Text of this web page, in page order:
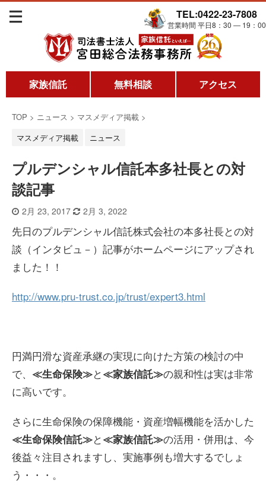
TEL:0422-23-7808
営業時間 平日8：30 ― 19：00
家族信託 無料相談 アクセス
TOP > ニュース > マスメディア掲載 >
マスメディア掲載
ニュース
プルデンシャル信託本多社長との対
談記事
2月 23, 2017 2月 3, 2022
先日のプルデンシャル信託株式会社の本多社長との対
談（インタビュ－）記事がホームページにアップされ
ました！！
http://www.pru-trust.co.jp/trust/expert3.html
円満円滑な資産承継の実現に向けた方策の検討の中
で、 ≪生命保険≫と≪家族信託≫の親和性は実は非常
に高いです。
さらに生命保険の保障機能・資産増幅機能を活かした
≪生命保険信託≫と≪家族信託≫の活用・併用は、今
後益々注目されますし、実施事例も増大するでしょ
う・・・。